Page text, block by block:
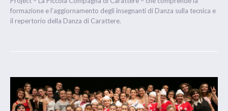
formazione e l’aggiornamento degli insegnanti di Danza sulla tecnica e
il repertorio della Danza di Carattere.